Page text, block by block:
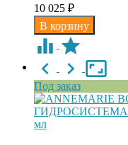
10 025 ₽
Под заказ